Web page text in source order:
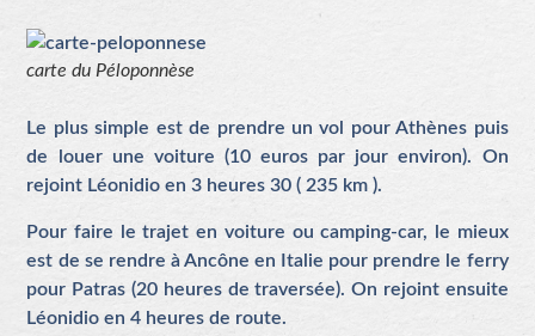
carte du Péloponnèse
Le plus simple est de prendre un vol pour Athènes puis
de louer une voiture (10 euros par jour environ). On
rejoint Léonidio en 3 heures 30 ( 235 km ).
Pour faire le trajet en voiture ou camping-car, le mieux
est de se rendre à Ancône en Italie pour prendre le ferry
pour Patras (20 heures de traversée). On rejoint ensuite
Léonidio en 4 heures de route.